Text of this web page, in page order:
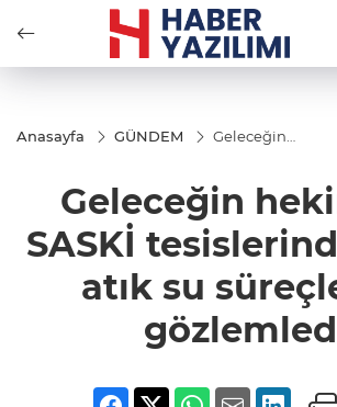
Anasayfa GÜNDEM
Geleceğin
tesislerinde
su ve atık
süreçlerini
gözlemledi
Geleceğin
SASKİ
atık su